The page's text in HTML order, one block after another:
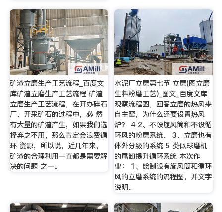
矿渣立磨生产工艺流程_百度文
库矿渣立磨生产工艺流程 矿渣
立磨生产工艺流程，在开办碎石
厂、开采矿石的过程中，必 然
有大量的矿渣产生，如果我们选
择弃之不用，那么肯定会浪费循
环 资源，所以说，近几年来，
矿渣的合理利用一直都是需要解
决的问题 之一。
水泥厂立磨第七节 立磨(图立磨
生料粉磨工艺)_图文_百度文库
观察流程图，回答立磨的热风来
自主窑，为什么还要设置热风
炉？ 4 2、不设旋风筒和不设循
环风的粉磨系统。 3、立磨也有
体外分级的系统 5 类似球磨机
的尾卸提升循环系统 本次作
业： 1、绘制设有旋风筒和循环
风的立磨系统的流程图，并文字
说明。